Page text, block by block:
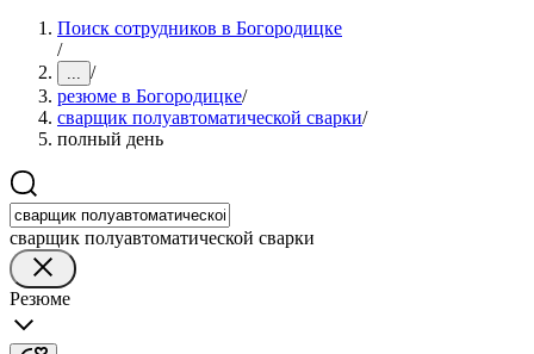
Поиск сотрудников в Богородицке
/
... /
резюме в Богородицке/
сварщик полуавтоматической сварки/
полный день
сварщик полуавтоматической сварки
Резюме